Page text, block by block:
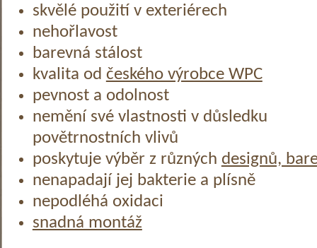
skvělé použití v exteriérech
nehořlavost
barevná stálost
kvalita od českého výrobce WPC
pevnost a odolnost
nemění své vlastnosti v důsledku
povětrnostních vlivů
poskytuje výběr z různých designů,
nenapadají jej bakterie a plísně
nepodléhá oxidaci
snadná montáž